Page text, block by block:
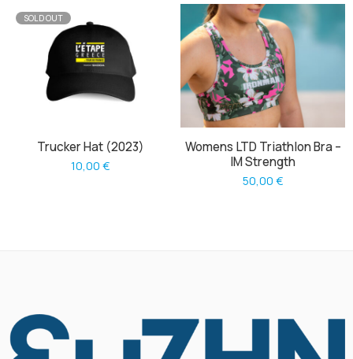
SOLD OUT
Trucker Hat (2023)
10,00 €
Womens LTD Triathlon Bra –
IM Strength
50,00 €